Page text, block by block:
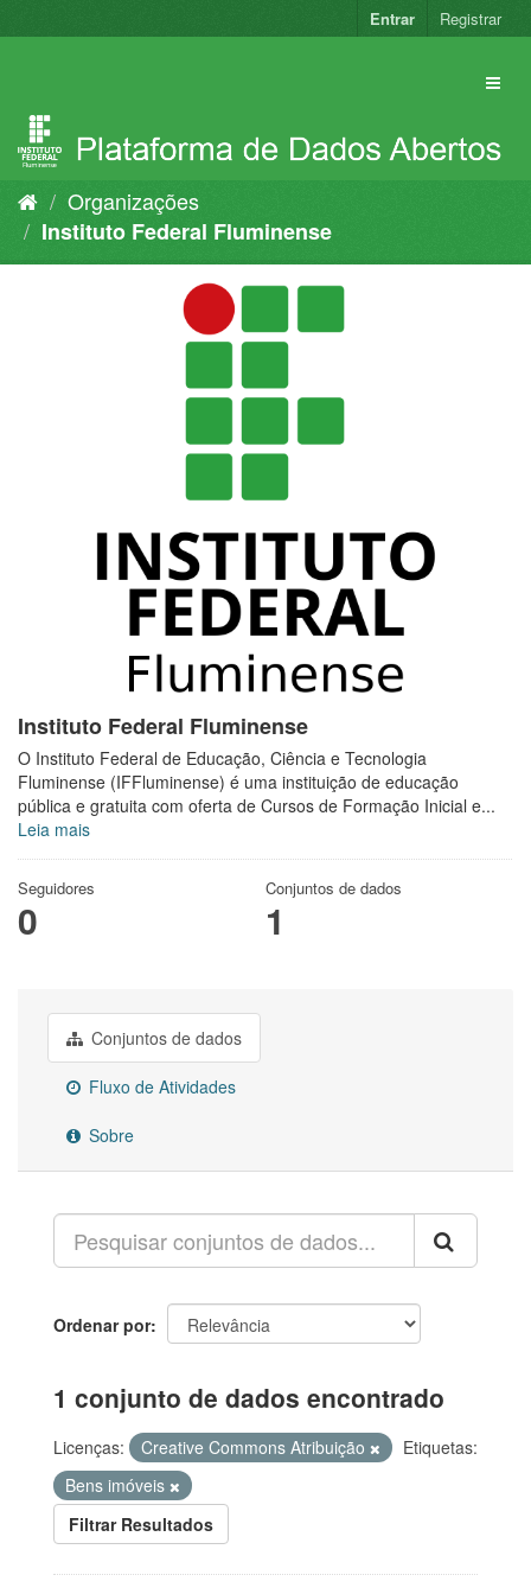
para
Entrar Registrar
Organizações
Instituto Federal Fluminense
Instituto Federal Fluminense
O Instituto Federal de Educação, Ciência e Tecnologia
Fluminense (IFFluminense) é uma instituição de educação
pública e gratuita com oferta de Cursos de Formação Inicial e...
Leia mais
Seguidores
0
Conjuntos de dados
1
Conjuntos de dados
Fluxo de Atividades
Sobre
Ordenar por
1 conjunto de dados encontrado
Licenças: Creative Commons Atribuição
Etiquetas:
Bens imóveis
Filtrar Resultados